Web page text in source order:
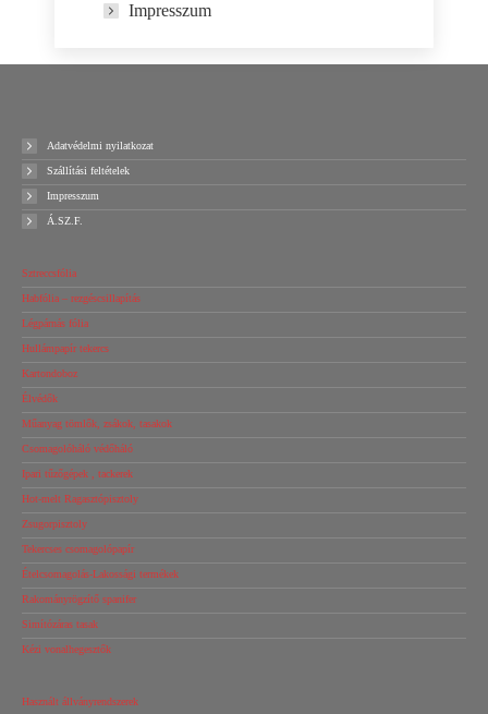
Impresszum
Adatvédelmi nyilatkozat
Szállítási feltételek
Impresszum
Á.SZ.F.
Sztreccsfólia
Habfólia – rezgéscsillapítás
Légpárnás fólia
Hullámpapír tekercs
Kartondoboz
Élvédők
Műanyag tömlők, zsákok, tasakok
Csomagolóháló védőháló
Ipari tűzőgépek , tackerek
Hot-melt Ragasztópisztoly
Zsugorpisztoly
Tekercses csomagolópapír
Ételcsomagolás-Lakossági termékek
Rakományrögzítő spanifer
Simítózáras tasak
Kézi vonalhegesztők
Használt állványrendszerek